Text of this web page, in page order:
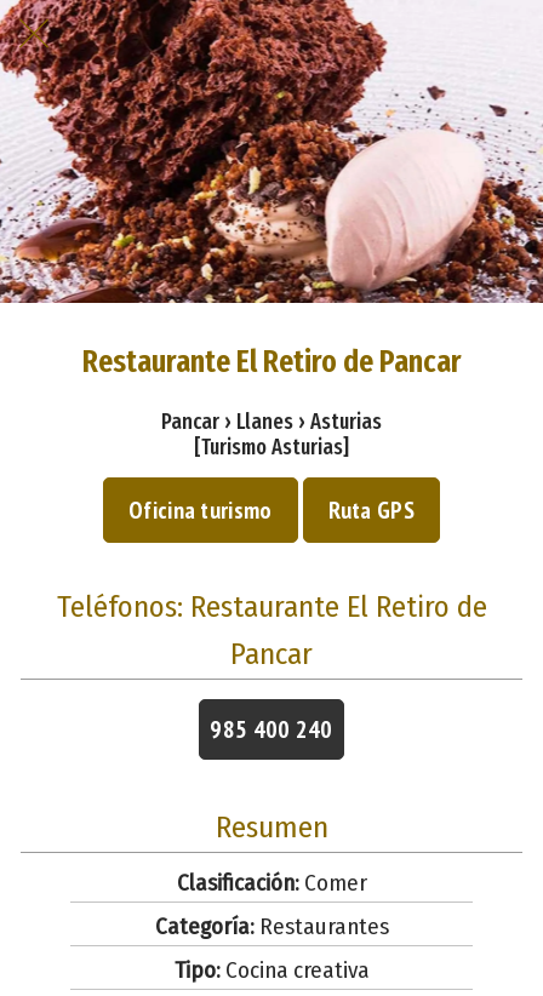
Restaurante El Retiro de Pancar
Pancar › Llanes › Asturias
[Turismo Asturias]
Oficina turismo Ruta GPS
Teléfonos: Restaurante El Retiro de
Pancar
985 400 240
Resumen
Clasificación:Comer
Categoría:Restaurantes
Tipo:Cocina creativa